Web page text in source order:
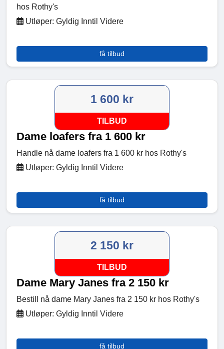
hos Rothy's
Utløper: Gyldig Inntil Videre
få tilbud
1 600 kr
TILBUD
Dame loafers fra 1 600 kr
Handle nå dame loafers fra 1 600 kr hos Rothy's
Utløper: Gyldig Inntil Videre
få tilbud
2 150 kr
TILBUD
Dame Mary Janes fra 2 150 kr
Bestill nå dame Mary Janes fra 2 150 kr hos Rothy's
Utløper: Gyldig Inntil Videre
få tilbud